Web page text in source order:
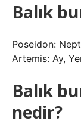
Balık
Poseidon:
Artemis: Ay,
Balık
nedir?